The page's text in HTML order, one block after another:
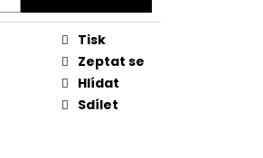
Tisk
Zeptat se
Hlídat
Sdílet